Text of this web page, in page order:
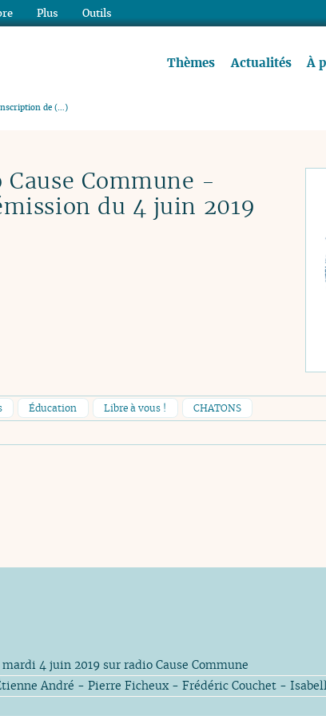
Thèmes Actualités À
de (…)
Commune -
du 4 juin 2019
Éducation Libre à vous ! CHATONS
4 juin 2019 sur radio Cause Commune
André - Pierre Ficheux - Frédéric Couchet -
Plus Outils